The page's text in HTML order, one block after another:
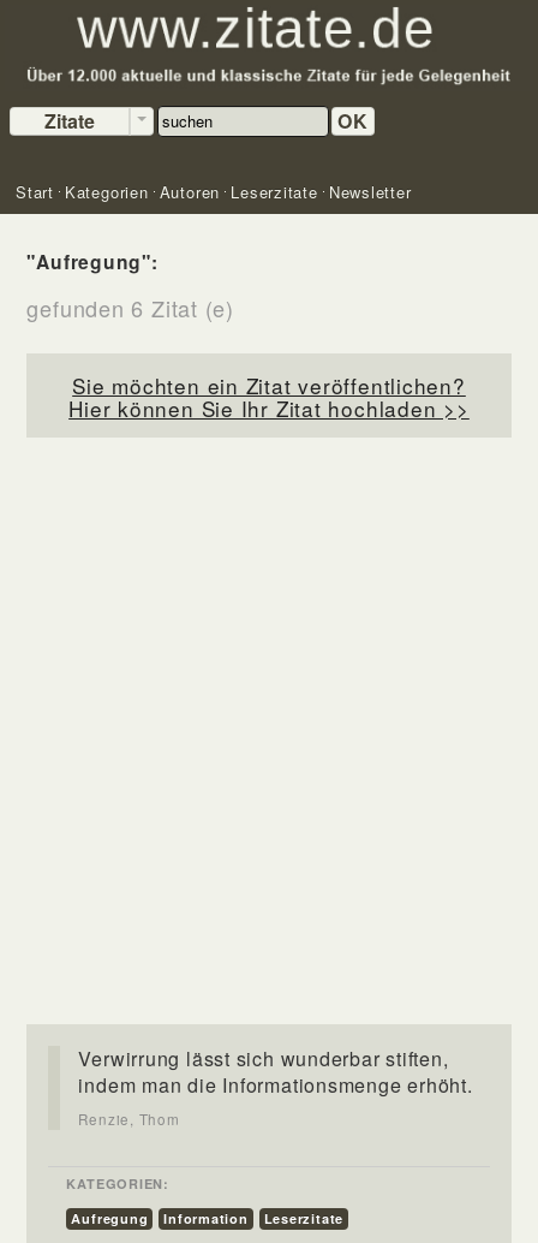
Zitate OK
Start Kategorien Autoren Leserzitate Newsletter
"Aufregung":
gefunden 6 Zitat (e)
Sie möchten ein Zitat veröffentlichen?
Hier können Sie Ihr Zitat hochladen >>
Verwirrung lässt sich wunderbar stiften,
indem man die Informationsmenge erhöht.
Renzie, Thom
KATEGORIEN:
Aufregung
Information Leserzitate